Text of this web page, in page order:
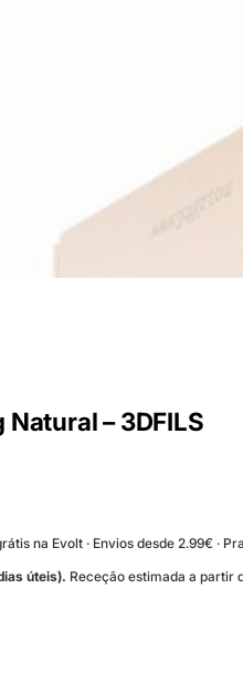
Natural – 3DFILS
na Evolt · Envios desde 2.99€ ·
úteis). Receção estimada a partir